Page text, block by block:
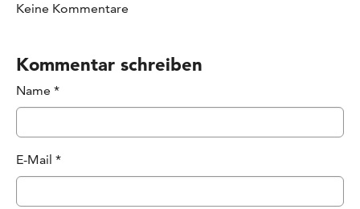
Keine Kommentare
Kommentar schreiben
Name *
E-Mail *